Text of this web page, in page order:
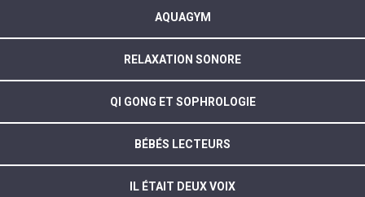
AQUAGYM
RELAXATION SONORE
QI GONG ET SOPHROLOGIE
BÉBÉS LECTEURS
IL ÉTAIT DEUX VOIX